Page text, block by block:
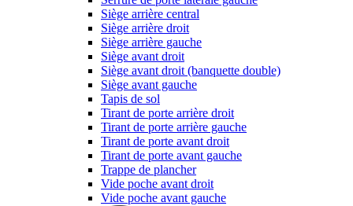
Siège arrière central
Siège arrière droit
Siège arrière gauche
Siège avant droit
Siège avant droit (banquette double)
Siège avant gauche
Tapis de sol
Tirant de porte arrière droit
Tirant de porte arrière gauche
Tirant de porte avant droit
Tirant de porte avant gauche
Trappe de plancher
Vide poche avant droit
Vide poche avant gauche